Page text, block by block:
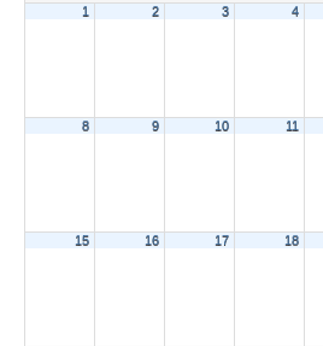
1 2 3 4
8 9 10 11
15 16 17 18